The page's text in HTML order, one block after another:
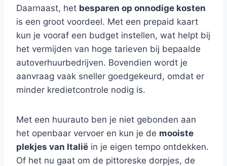
Daarnaast, het besparen op onnodige kosten
is een groot voordeel. Met een prepaid kaart
kun je vooraf een budget instellen, wat helpt bij
het vermijden van hoge tarieven bij bepaalde
autoverhuurbedrijven. Bovendien wordt je
aanvraag vaak sneller goedgekeurd, omdat er
minder kredietcontrole nodig is.
Met een huurauto ben je niet gebonden aan
het openbaar vervoer en kun je de mooiste
plekjes van Italië in je eigen tempo ontdekken.
Of het nu gaat om de pittoreske dorpjes, de